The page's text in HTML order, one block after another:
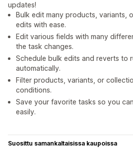
updates!
Bulk edit many products, variants,
edits with ease.
Edit various fields with many
the task changes.
Schedule bulk edits and reverts to
automatically.
Filter products, variants, or
conditions.
Save your favorite tasks so you
easily.
Suosittu samankaltaisissa kaupoissa